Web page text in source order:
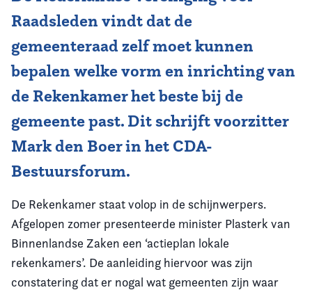
Raadsleden vindt dat de
gemeenteraad zelf moet kunnen
bepalen welke vorm en inrichting van
de Rekenkamer het beste bij de
gemeente past. Dit schrijft voorzitter
Mark den Boer in het CDA-
Bestuursforum.
De Rekenkamer staat volop in de schijnwerpers.
Afgelopen zomer presenteerde minister Plasterk van
Binnenlandse Zaken een ‘actieplan lokale
rekenkamers’. De aanleiding hiervoor was zijn
constatering dat er nogal wat gemeenten zijn waar